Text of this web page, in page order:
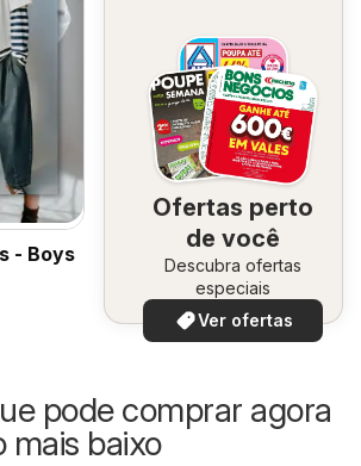
- Boys
Ofertas perto
de você
Descubra ofertas
especiais
Ver ofertas
pode comprar agora
mais baixo